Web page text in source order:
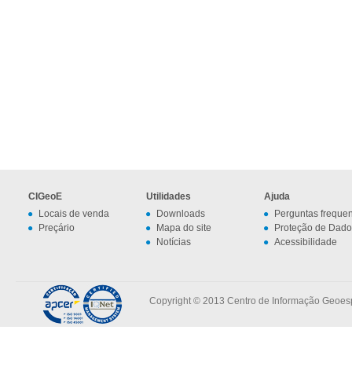
CIGeoE
Locais de venda
Preçário
Utilidades
Downloads
Mapa do site
Notícias
Ajuda
Perguntas
Proteção de
Acessibilidade
Copyright © 2013 Centro de Informação